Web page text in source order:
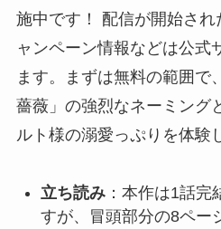
施中です！ 配信が開始さ
ャンペーン情報などは公式
ます。まずは無料の範囲で
薔薇」の強烈なネーミング
ルト様の溺愛っぷりを体験
立ち読み：本作は1話完
すが、冒頭部分の8ペー